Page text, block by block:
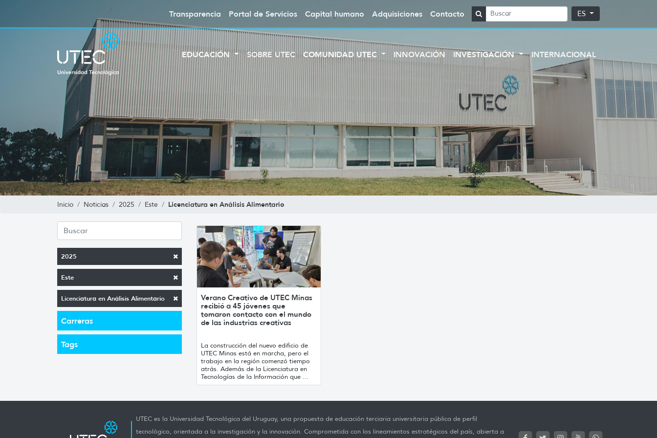
Transparencia Portal de Servicios Capital humano Adquisiciones Contacto ES
EDUCACIÓN SOBRE UTEC COMUNIDAD UTEC INNOVACIÓN INVESTIGACIÓN INTERNACIONAL
Inicio Noticias 2025 Este Licenciatura en Análisis Alimentario
2025
Este
Licenciatura en Análisis Alimentario
Carreras
Tags
Verano Creativo de UTEC Minas
recibió a 45 jóvenes que
tomaron contacto con el mundo
de las industrias creativas
La construcción del nuevo edificio de
UTEC Minas está en marcha, pero el
trabajo en la región comenzó tiempo
atrás. Además de la Licenciatura en
Tecnologías de la Información que ...
UTEC es la Universidad Tecnológica del Uruguay, una propuesta de educación terciaria universitaria pública de perfil
tecnológico, orientada a la investigación y la innovación. Comprometida con los lineamientos estratégicos del país, abierta a